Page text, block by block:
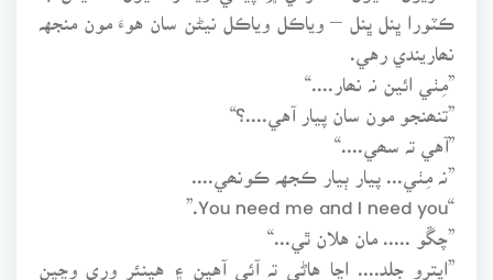
ڪٽورا ڀنل ڀنل – وياڪل وياڪل نيڻن سان هوءَ مون منجهہ
نھاريندي رهي.
”مِٺي ائين نہ نھار....“
”تنھنجو مون سان پيار آهي....؟“
”آهي تہ سھي....“
”نہ مِٺي... پيار ٻيار ڪجهہ ڪونھي....
“You need me and I need you.”
”چڱو ..... مان هلان ٿي...“
”ايترو جلد.... اڃا هاڻي تہ آئي آهين ۽ هينئر وري وڃين